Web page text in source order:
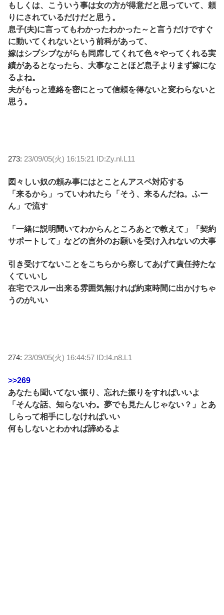
もしくは、こういう事は女の方が得意だと思っていて、頼
りにされているだけだと思う。
息子(夫)に言ってもわかったわかった～と言うだけですぐ
に動いてくれないという前科があって、
嫁はシブシブながらも同席してくれて色々やってくれる実
績があるとなったら、大事なことほど息子よりまず嫁にな
るよね。
夫がもっと連絡を密にとって信頼を得ないと変わらないと
思う。
273: 23/09/05(火) 16:15:21 ID:Zy.nl.L11
図々しい奴の頼み事にはとことんアスペ対応する
「来るから」っていわれたら「そう、来るんだね。ふー
ん」で流す
「一緒に説明聞いてわからんところあとで教えて」「契約
サポートして」などの言外のお願いを受け入れないの大事
引き受けてないことをこちらから察してあげて責任持たな
くていいし
在宅でスルー出来る雰囲気無ければ約束時間に出かけちゃ
うのがいい
274: 23/09/05(火) 16:44:57 ID:I4.n8.L1
>>269
あなたも聞いてない振り、忘れた振りをすればいいよ
「そんな話、知らないわ。夢でも見たんじゃない？」とあ
しらって相手にしなければいい
何もしないとわかれば諦めるよ